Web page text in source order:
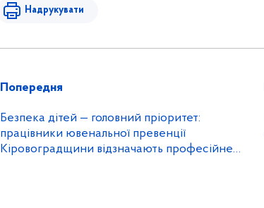
Надрукувати
Попередня
Безпека дітей — головний пріоритет:
працівники ювенальної превенції
Кіровоградщини відзначають професійне